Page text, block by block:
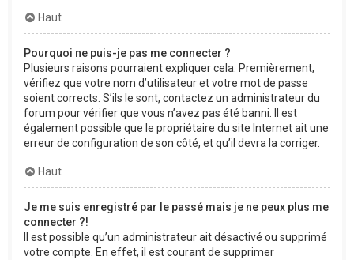
Haut
Pourquoi ne puis-je pas me connecter ?
Plusieurs raisons pourraient expliquer cela. Premièrement,
vérifiez que votre nom d’utilisateur et votre mot de passe
soient corrects. S’ils le sont, contactez un administrateur du
forum pour vérifier que vous n’avez pas été banni. Il est
également possible que le propriétaire du site Internet ait une
erreur de configuration de son côté, et qu’il devra la corriger.
Haut
Je me suis enregistré par le passé mais je ne peux plus me
connecter ?!
Il est possible qu’un administrateur ait désactivé ou supprimé
votre compte. En effet, il est courant de supprimer